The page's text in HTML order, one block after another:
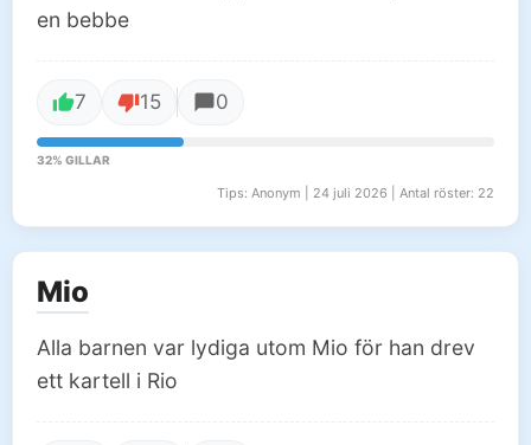
en bebbe
7 15 0
32% GILLAR
Tips: Anonym | 24 juli 2026 | Antal röster: 22
Mio
Alla barnen var lydiga utom Mio för han drev
ett kartell i Rio